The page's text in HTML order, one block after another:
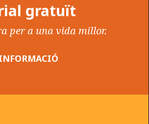
gratuït
per a una vida millor.